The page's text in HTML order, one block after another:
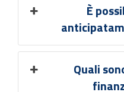
È
Quali